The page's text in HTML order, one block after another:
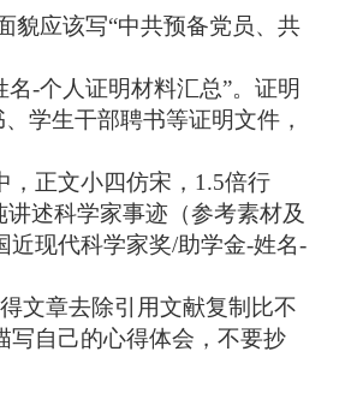
貌应该写“中共预备党员、共
名-个人证明材料汇总”。证明
学生干部聘书等证明文件，
正文小四仿宋， 1.5倍行
述科学家事迹（参考素材及
近现代科学家奖/助学金-姓名-
文章去除引用文献复制比不
写自己的心得体会，不要抄